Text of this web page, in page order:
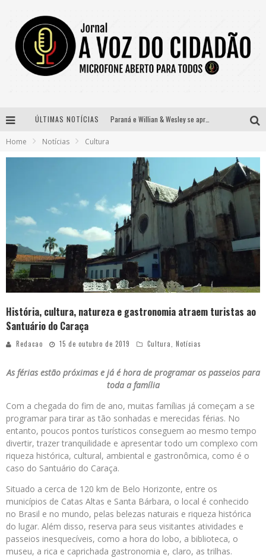
ÚLTIMAS NOTÍCIAS Paraná e Willian & Wesley se apresentam no Carretão Trevo Contagem nesta sexta-feira
Definidas as 12 finalistas do concurso Rainha do Pedro Leopoldo Rodeio Show 2026
Home Notícias Cultura
História, cultura, natureza e gastronomia atraem turistas ao
Santuário do Caraça
Redacao 15 de outubro de 2019 Cultura, Notícias
As férias estão próximas e já é hora de programar os passeios para
toda a família
Com a chegada do fim de ano, muitas famílias já começam a se
programar para tirar as tão sonhadas e merecidas férias. No
entanto, poucos pontos turísticos conseguem ao mesmo tempo
divertir, trazer tranquilidade e apresentar todo um complexo com
riqueza histórica, cultural, ambiental e gastronômica, como é o
caso do Santuário do Caraça.
Situado a cerca de 120 km de Belo Horizonte, entre os
municípios de Catas Altas e Santa Bárbara, o local é conhecido
no Brasil e no mundo, pelas belezas naturais e riqueza histórica
do lugar. Além disso, reserva para seus visitantes atividades e
passeios inesquecíveis, como a hora do lobo, a biblioteca, o
museu, a rica e caprichada gastronomia e, claro, as trilhas.